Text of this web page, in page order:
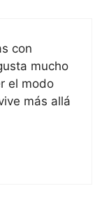
con
mucho
el modo
más allá